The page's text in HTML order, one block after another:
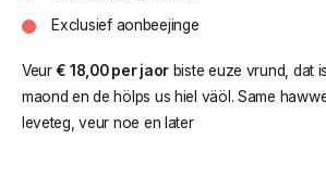
Exclusief aonbeejinge
Veur € 18,00 per jaor biste euze vrund, dat
maond en de hölps us hiel väöl. Same
leveteg, veur noe en later